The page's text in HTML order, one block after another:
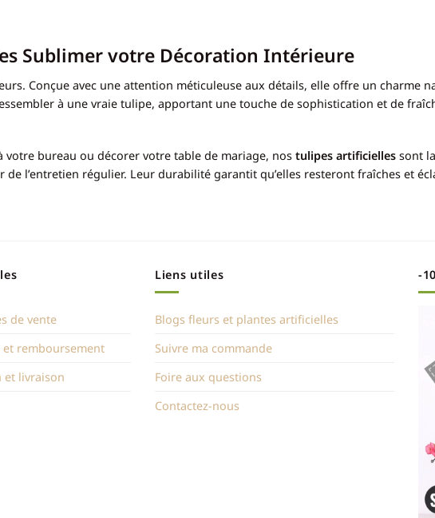
Sublimer votre Décoration Intérieure
Conçue avec une attention méticuleuse aux détails, elle offre un charme
à une vraie tulipe, apportant une touche de sophistication et de
bureau ou décorer votre table de mariage, nos tulipes artificielles sont
l’entretien régulier. Leur durabilité garantit qu’elles resteront fraîches et
de vente
remboursement
et livraison
Liens utiles
Blogs fleurs et plantes artificielles
Suivre ma commande
Foire aux questions
Contactez-nous
-